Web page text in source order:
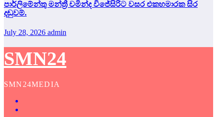
පාර්ලිමේන්තු මන්ත්‍රී චමින්ද විජේසිරිට වසර එකහමාරක සිර
දඬුවම්.
July 28, 2026 admin
SMN24
SMN24MEDIA